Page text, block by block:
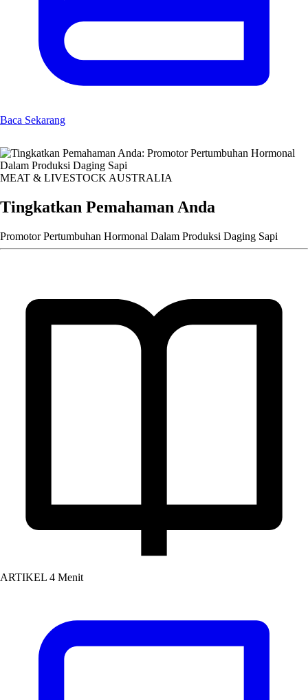
Baca Sekarang
MEAT & LIVESTOCK AUSTRALIA
Tingkatkan Pemahaman Anda
Promotor Pertumbuhan Hormonal Dalam Produksi Daging Sapi
ARTIKEL 4 Menit